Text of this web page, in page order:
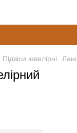
Підвіси ювелірні